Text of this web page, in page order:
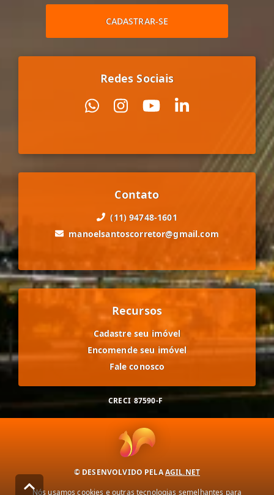
CADASTRAR-SE
Redes Sociais
Contato
(11) 94748-1601
manoelsantoscorretor@gmail.com
Recursos
Cadastre seu imóvel
Encomende seu imóvel
Fale conosco
CRECI 87590-F
© DESENVOLVIDO PELAAGIL.NET
Nós usamos cookies e outras tecnologias semelhantes para